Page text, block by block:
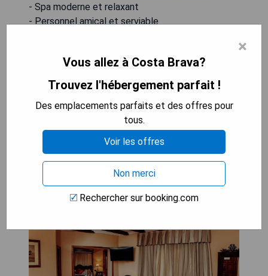
- Spa moderne et relaxant
- Personnel amical et serviable
Inconvénients:
- Prix élevés
- Peut être bruyant pendant la haute saison.
VÉRIFIEZ LA DISPONIBILITÉ
Rigat Park & Spa Hotel
×
Vous allez à Costa Brava?
Trouvez l'hébergement parfait !
Des emplacements parfaits et des offres pour
tous.
Voir les offres
Non merci
Rechercher sur booking.com